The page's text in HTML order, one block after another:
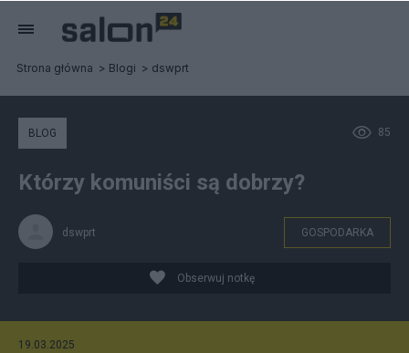
Strona główna Blogi dswprt
85
BLOG
Którzy komuniści są dobrzy?
dswprt GOSPODARKA
Obserwuj notkę
19.03.2025